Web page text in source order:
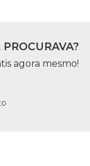
agora mesmo!